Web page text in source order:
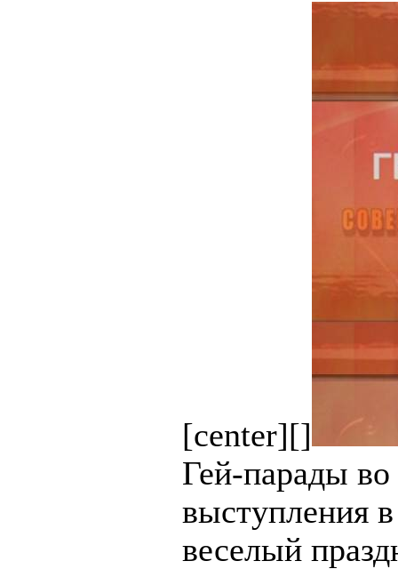
[center][]
Гей-парады во
выступления
веселый